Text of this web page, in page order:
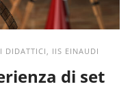
DIDATTICI , IIS EINAUDI
di set